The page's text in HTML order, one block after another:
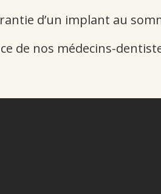
d’un implant au
de nos médecins-